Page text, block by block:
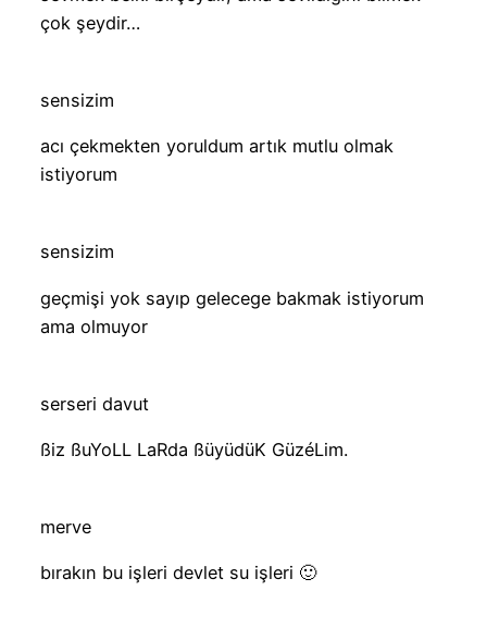
çok şeydir…
sensizim
acı çekmekten yoruldum artık mutlu olmak
istiyorum
sensizim
geçmişi yok sayıp gelecege bakmak istiyorum
ama olmuyor
serseri davut
ßiz ßuYoLL LaRda ßüyüdüK GüzéLim.
merve
bırakın bu işleri devlet su işleri 🙂